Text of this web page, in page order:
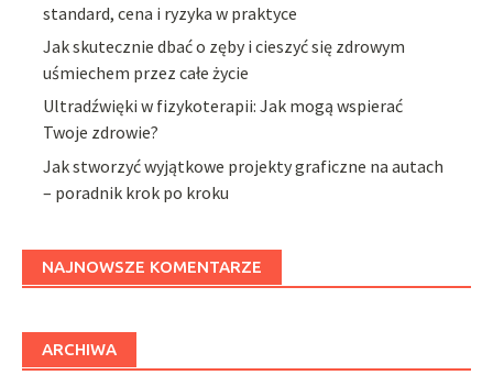
standard, cena i ryzyka w praktyce
Jak skutecznie dbać o zęby i cieszyć się zdrowym
uśmiechem przez całe życie
Ultradźwięki w fizykoterapii: Jak mogą wspierać
Twoje zdrowie?
Jak stworzyć wyjątkowe projekty graficzne na autach
– poradnik krok po kroku
NAJNOWSZE KOMENTARZE
ARCHIWA